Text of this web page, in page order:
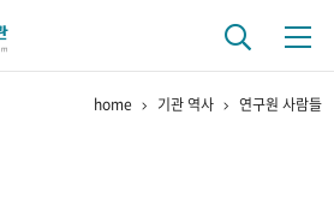
home 기관 역사 연구원 사람들